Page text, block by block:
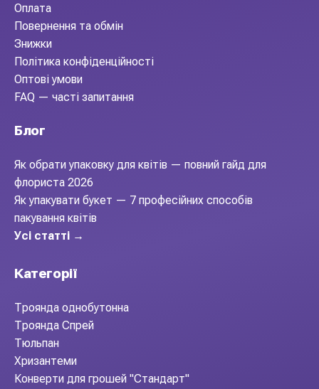
Оплата
Повернення та обмін
Знижки
Політика конфіденційності
Оптові умови
FAQ — часті запитання
Блог
Як обрати упаковку для квітів — повний гайд для
флориста 2026
Як упакувати букет — 7 професійних способів
пакування квітів
Усі статті →
Категорії
Троянда однобутонна
Троянда Спрей
Тюльпан
Хризантеми
Конверти для грошей "Стандарт"